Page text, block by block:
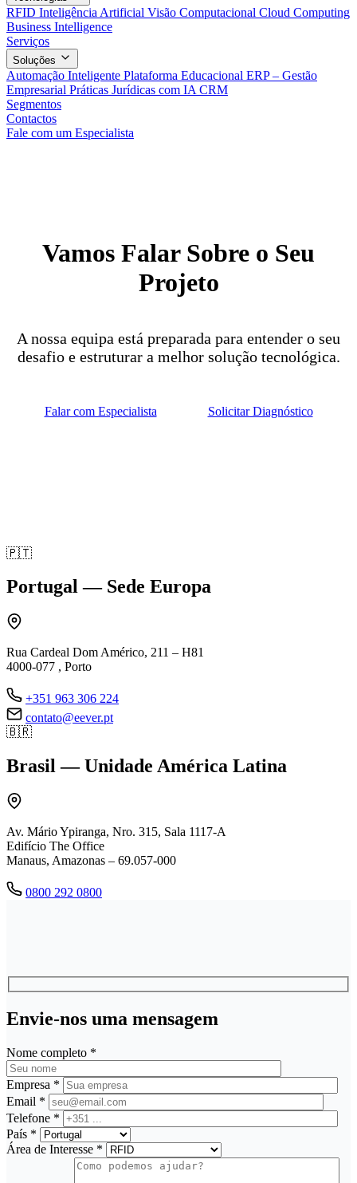
RFID Inteligência Artificial Visão Computacional Cloud Computing
Business Intelligence
Serviços
Soluções
Automação Inteligente Plataforma Educacional ERP – Gestão
Empresarial Práticas Jurídicas com IA CRM
Segmentos
Contactos
Fale com um Especialista
Vamos Falar Sobre o Seu
Projeto
A nossa equipa está preparada para entender o seu
desafio e estruturar a melhor solução tecnológica.
Falar com Especialista Solicitar Diagnóstico
🇵🇹
Portugal — Sede Europa
Rua Cardeal Dom Américo, 211 – H81
4000-077 , Porto
+351 963 306 224
contato@eever.pt
🇧🇷
Brasil — Unidade América Latina
Av. Mário Ypiranga, Nro. 315, Sala 1117-A
Edifício The Office
Manaus, Amazonas – 69.057-000
0800 292 0800
Envie-nos uma mensagem
Nome completo *
Empresa *
Email *
Telefone *
País *
Área de Interesse *